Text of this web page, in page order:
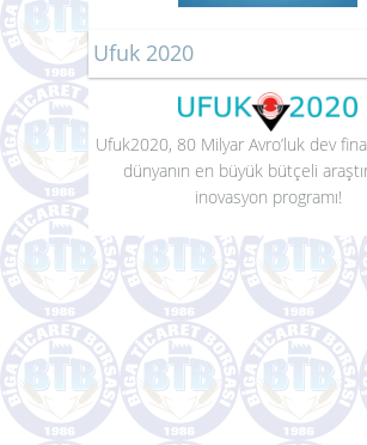
Ufuk 2020
Ufuk2020, 80 Milyar Avro’luk dev
dünyanın en büyük bütçeli
inovasyon programı!